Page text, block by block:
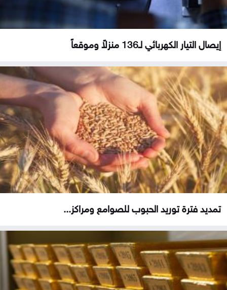
إيصال التيار الكهربائي لـ136 منزلاً وموقعاً
تمديد فترة توريد الحبوب للصوامع ومراكز...